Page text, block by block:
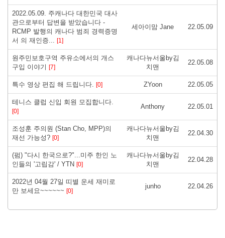
2022.05.09. 주캐나다 대한민국 대사
관으로부터 답변을 받았습니다 -
RCMP 발행의 캐나다 범죄 경력증명
서 의 재인증... [1]
세아이맘 Jane 22.05.09
원주민보호구역 주유소에서의 개스
구입 이야기 [7]
캐나다뉴서울by김
치맨
22.05.08
특수 영상 편집 해 드립니다. [0] ZYoon 22.05.05
테니스 클럽 신입 회원 모집합니다.
[0]
Anthony 22.05.01
조성훈 주의원 (Stan Cho, MPP)의
재선 가능성? [0]
캐나다뉴서울by김
치맨
22.04.30
(펌) "다시 한국으로?"...미주 한인 노
인들의 '고립감' / YTN [0]
캐나다뉴서울by김
치맨
22.04.28
2022년 04월 27일 띠별 운세 재미로
만 보세요~~~~~~ [0]
junho 22.04.26